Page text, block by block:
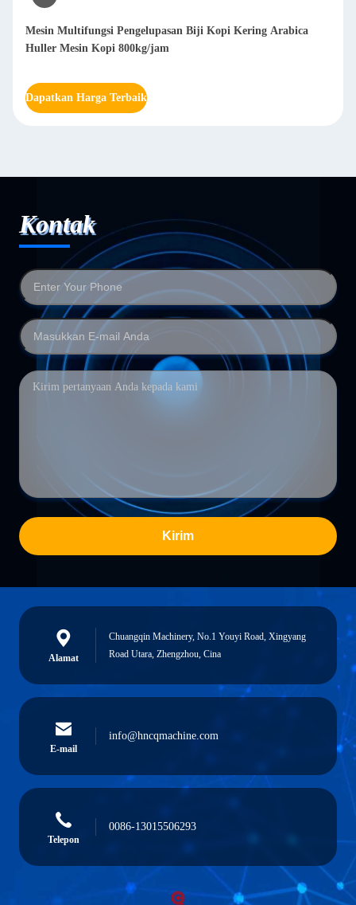
Arabica
Destoner Kopi Panggang Biji Kopi Destoner Biji
Remover De Stoner
Dapatkan Harga Terbaik
Kontak
Kirim
Alamat
Chuangqin Machinery, No.1 Youyi Road, Xingyang
Road Utara, Zhengzhou, Cina
E-mail
info@hncqmachine.com
Telepon
0086-13015506293